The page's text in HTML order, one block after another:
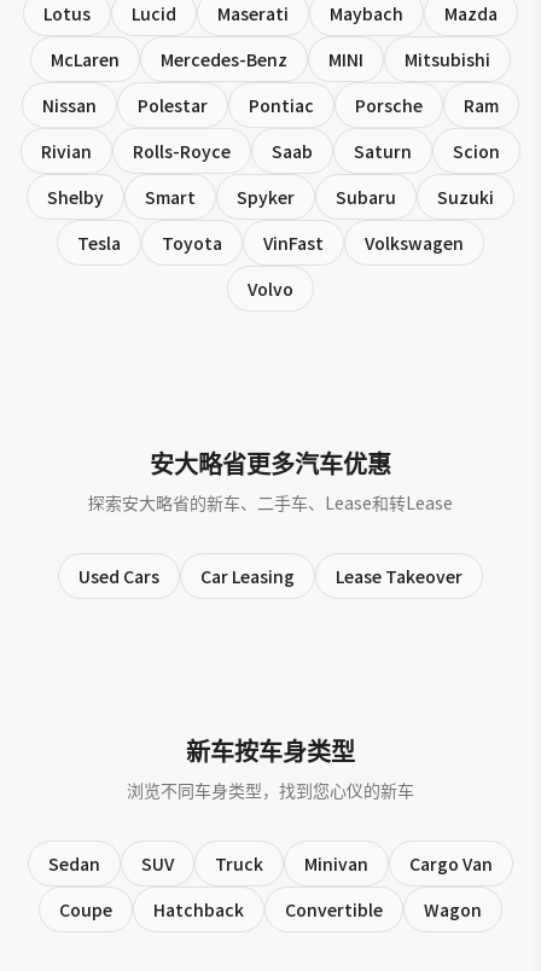
Lotus
Lucid Maserati Maybach
Mazda
McLaren
Mercedes-Benz MINI
Mitsubishi
Nissan
Polestar Pontiac Porsche
Ram
Rivian
Rolls-Royce Saab Saturn
Scion
Shelby
Smart Spyker Subaru
Suzuki
Tesla
Toyota VinFast
Volkswagen
Volvo
安大略省更多汽车优惠
探索安大略省的新车、二手车、Lease和转Lease
Used Cars Car Leasing Lease Takeover
新车按车身类型
浏览不同车身类型，找到您心仪的新车
Sedan SUV Truck Minivan
Cargo Van
Coupe
Hatchback Convertible Wagon